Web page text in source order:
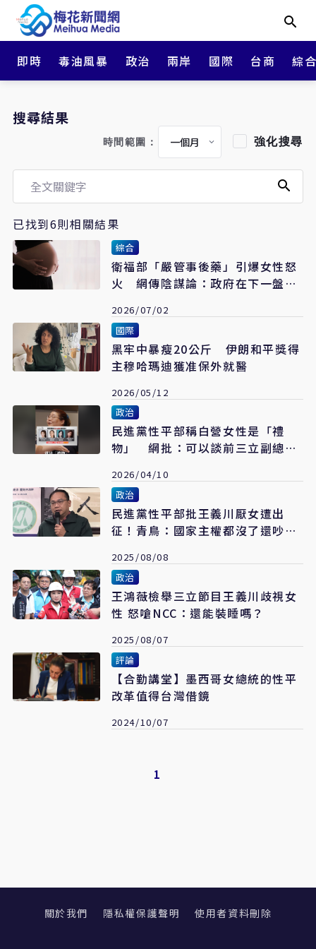
即時 毒油風暴 政治 兩岸 國際 台商 綜
搜尋結果
時間範圍： 強化搜尋
已找到6則相關結果
綜合
衛福部「嚴管事後藥」引爆女性怒
火 網傳陰謀論：政府在下一盤很
2026/07/02
國際
黑牢中暴瘦20公斤 伊朗和平獎得
主穆哈瑪迪獲准保外就醫
2026/05/12
政治
民進黨性平部稱白營女性是「禮
物」 網批：可以談前三立副總兒
2026/04/10
政治
民進黨性平部批王義川厭女遭出
征！青鳥：國家主權都沒了還吵女
2025/08/08
政治
王鴻薇檢舉三立節目王義川歧視女
性 怒嗆NCC：還能裝睡嗎？
2025/08/07
評論
【合勤講堂】墨西哥女總統的性平
改革值得台灣借鏡
2024/10/07
1
關於我們 隱私權保護聲明 使用者資料刪除